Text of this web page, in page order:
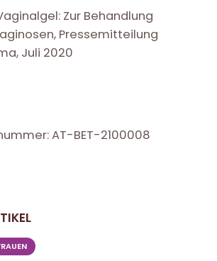
Zur Behandlung
Pressemitteilung
Juli 2020
AT-BET-2100008